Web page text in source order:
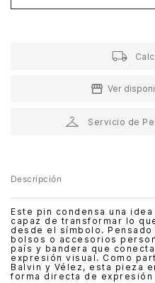
Ver
Servicio de
Descripción
Este pin condensa una
capaz de transformar lo
desde el símbolo.
bolsos o accesorios
país y bandera que
expresión visual. Como
Balvin y Vélez, esta pieza
forma directa de expresión